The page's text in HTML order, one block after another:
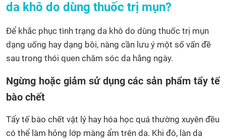
da khô do dùng thuốc trị mụn?
Để khắc phục tình trạng da khô do dùng thuốc trị mụn
dạng uống hay dạng bôi, nàng cần lưu ý một số vấn đề
sau trong thói quen chăm sóc da hằng ngày.
Ngừng hoặc giảm sử dụng các sản phẩm tẩy tế
bào chết
Tẩy tế bào chết vật lý hay hóa học quá thường xuyên đều
có thể làm hỏng lớp màng ẩm trên da. Khi đó, làn da